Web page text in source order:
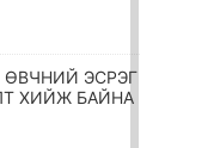
ӨВЧНИЙ ЭСРЭГ
ХИЙЖ БАЙНА